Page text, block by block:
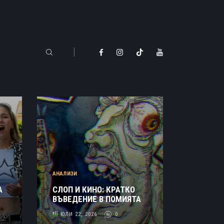
АНАЛИЗИ
СЛОП И КИНО: КРАТКО
ВЪВЕДЕНИЕ В ПОМИЯТА
ЮЛИ 22, 2026 0